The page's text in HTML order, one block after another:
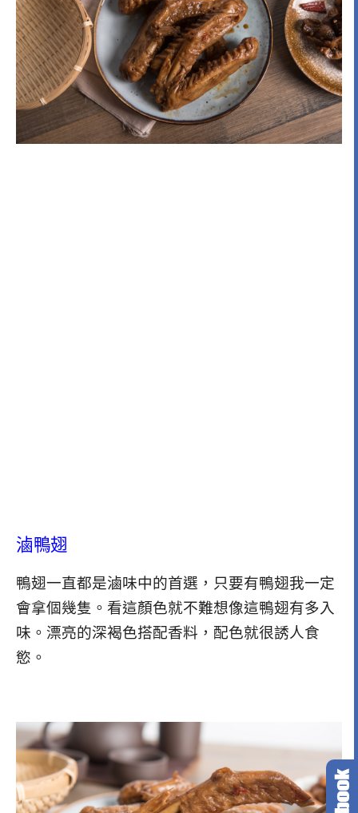
滷鴨翅
鴨翅一直都是滷味中的首選，只要有鴨翅我一定
會拿個幾隻。看這顏色就不難想像這鴨翅有多入
味。漂亮的深褐色搭配香料，配色就很誘人食
慾。